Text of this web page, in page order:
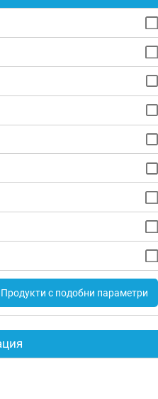
Продукти с подобни параметри